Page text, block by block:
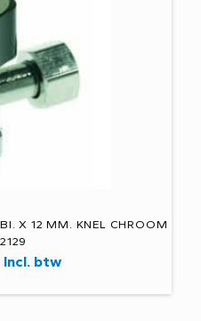
X 12 MM. KNEL CHROOM
Incl. btw